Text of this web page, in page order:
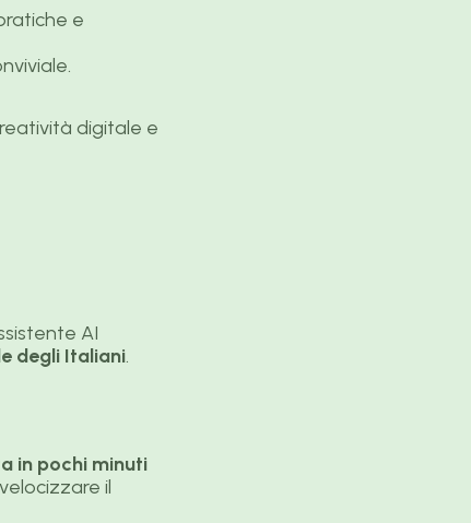
e
digitale e
AI
degli Italiani.
in pochi minuti
il